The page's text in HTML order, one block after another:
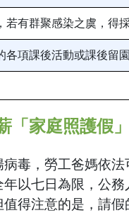
若有群聚感染之虞，得
各項課後活動或課後留
「家庭照護假
毒，勞工爸媽依
年以七日為限，公
得注意的是，請